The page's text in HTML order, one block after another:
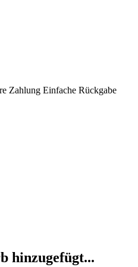
Zahlung Einfache Rückgabe
hinzugefügt...